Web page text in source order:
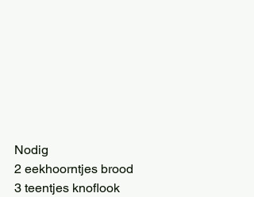
Nodig
2 eekhoorntjes brood
3 teentjes knoflook